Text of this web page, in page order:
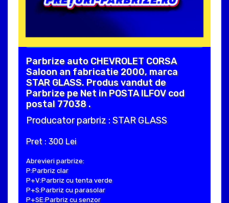
Parbrize auto CHEVROLET CORSA
Saloon an fabricatie 2000, marca
STAR GLASS. Produs vandut de
Parbrize pe Net in POSTA ILFOV cod
postal 77038 .
Producator parbriz : STAR GLASS
Pret : 300 Lei
Abrevieri parbrize:
P:Parbriz clar
P+V:Parbriz cu tenta verde
P+S:Parbriz cu parasolar
P+SE:Parbriz cu senzor